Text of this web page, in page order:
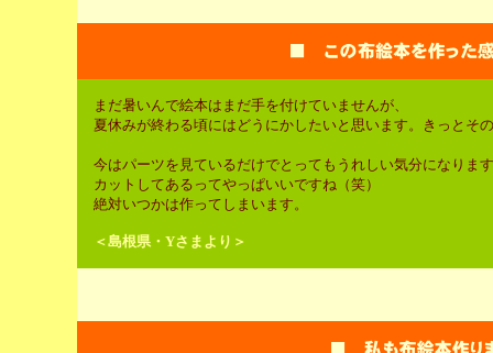
まだ暑いんで絵本はまだ手を付けていませんが、
夏休みが終わる頃にはどうにかしたいと思います。きっとそ
今はパーツを見ているだけでとってもうれしい気分になりま
カットしてあるってやっぱいいですね（笑）
絶対いつかは作ってしまいます。
＜島根県・Yさまより＞